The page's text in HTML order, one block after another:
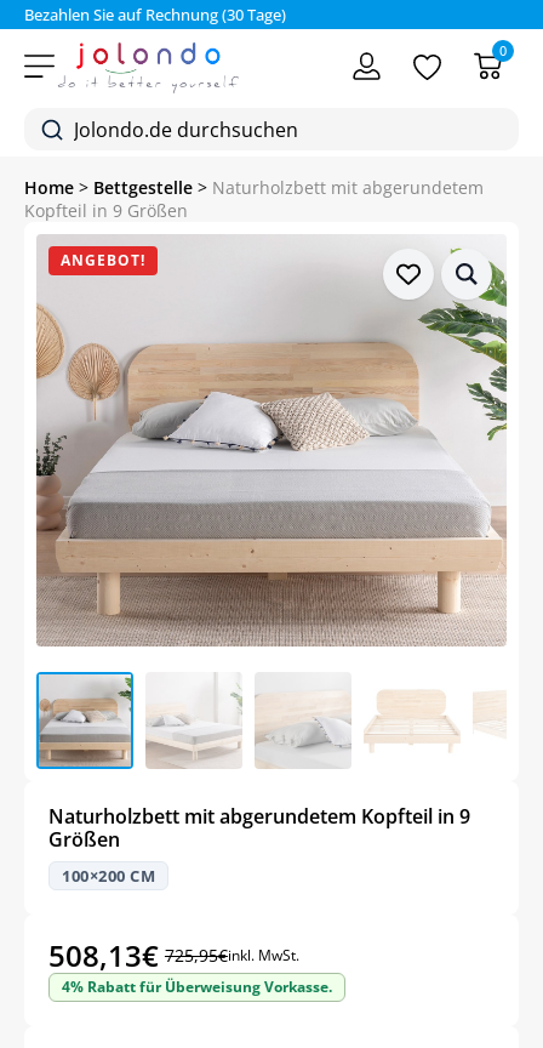
Bezahlen Sie auf Rechnung (30 Tage)
0
Home > Bettgestelle > Naturholzbett mit abgerundetem
Kopfteil in 9 Größen
ANGEBOT!
Naturholzbett mit abgerundetem Kopfteil in 9
Größen
100×200 CM
725,95€
Ursprünglicher
Preis
508,13€
Aktueller
Preis
inkl. MwSt.
4% Rabatt für Überweisung Vorkasse.